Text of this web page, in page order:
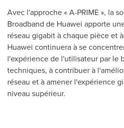
Avec l'approche « A-PRIME », la
Broadband de Huawei apporte
réseau gigabit à chaque pièce et
Huawei continuera à se
l'expérience de l'utilisateur par le
techniques, à contribuer à
réseau et à amener l'expérience
niveau supérieur.